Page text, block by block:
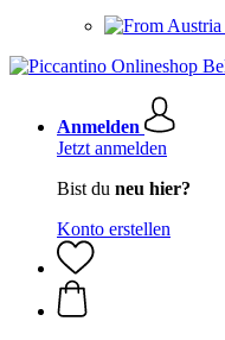
Anmelden
Jetzt anmelden
Bist du neu hier?
Konto erstellen